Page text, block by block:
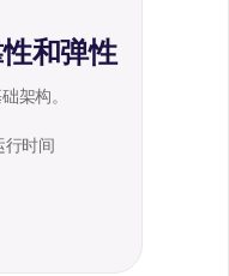
和弹性
架构。
时间